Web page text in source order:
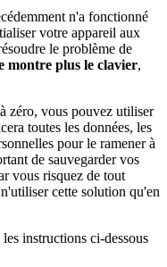
n'a fonctionné
votre appareil aux
le problème de
montre plus le clavier,
zéro, vous pouvez utiliser
toutes les données, les
pour le ramener à
de sauvegarder vos
vous risquez de tout
cette solution qu'en
instructions ci-dessous